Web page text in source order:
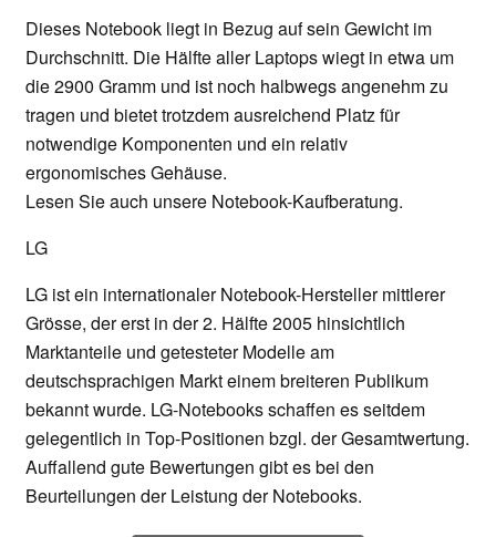
Dieses Notebook liegt in Bezug auf sein Gewicht im
Durchschnitt. Die Hälfte aller Laptops wiegt in etwa um
die 2900 Gramm und ist noch halbwegs angenehm zu
tragen und bietet trotzdem ausreichend Platz für
notwendige Komponenten und ein relativ
ergonomisches Gehäuse.
Lesen Sie auch unsere Notebook-Kaufberatung.
LG
LG ist ein internationaler Notebook-Hersteller mittlerer
Grösse, der erst in der 2. Hälfte 2005 hinsichtlich
Marktanteile und getesteter Modelle am
deutschsprachigen Markt einem breiteren Publikum
bekannt wurde. LG-Notebooks schaffen es seitdem
gelegentlich in Top-Positionen bzgl. der Gesamtwertung.
Auffallend gute Bewertungen gibt es bei den
Beurteilungen der Leistung der Notebooks.